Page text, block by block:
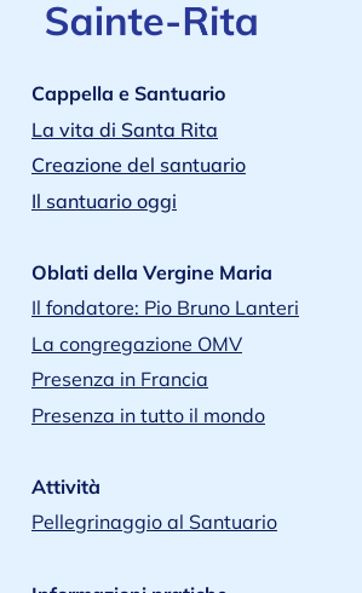
Cappella e Santuario
La vita di Santa Rita
Creazione del santuario
Il santuario oggi
Oblati della Vergine Maria
Il fondatore: Pio Bruno Lanteri
La congregazione OMV
Presenza in Francia
Presenza in tutto il mondo
Attività
Pellegrinaggio al Santuario